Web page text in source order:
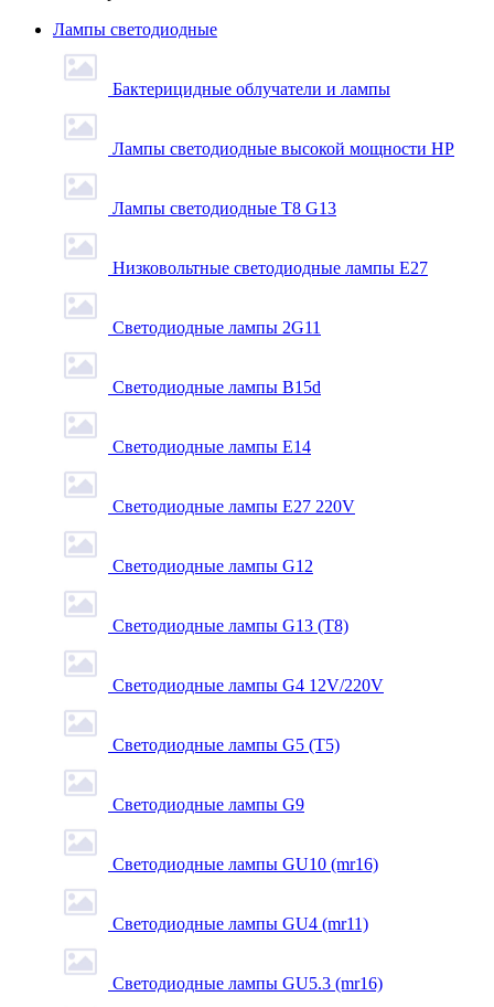
Лампы светодиодные
Бактерицидные облучатели и лампы
Лампы светодиодные высокой мощности HP
Лампы светодиодные Т8 G13
Низковольтные светодиодные лампы E27
Светодиодные лампы 2G11
Светодиодные лампы B15d
Светодиодные лампы E14
Светодиодные лампы E27 220V
Светодиодные лампы G12
Светодиодные лампы G13 (T8)
Светодиодные лампы G4 12V/220V
Светодиодные лампы G5 (T5)
Светодиодные лампы G9
Светодиодные лампы GU10 (mr16)
Светодиодные лампы GU4 (mr11)
Светодиодные лампы GU5.3 (mr16)